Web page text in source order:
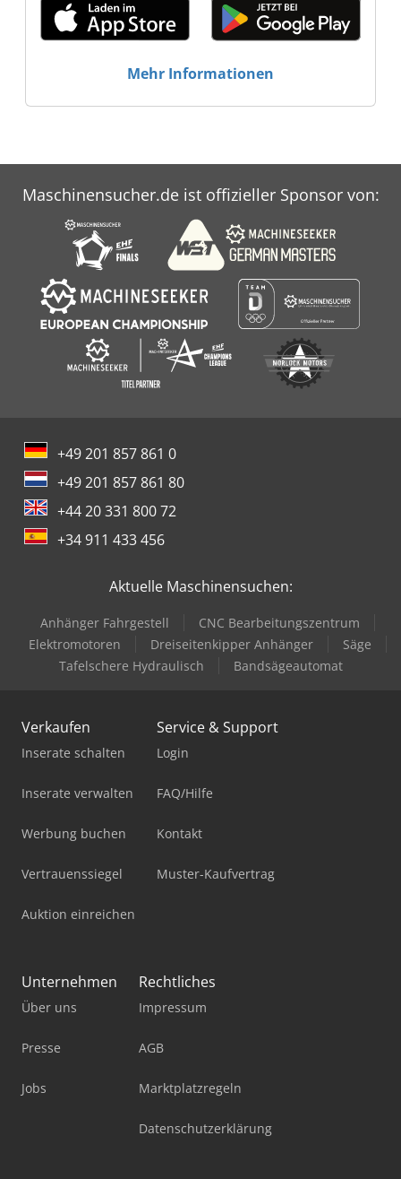
Mehr Informationen
Maschinensucher.de ist offizieller Sponsor von:
+49 201 857 861 0
+49 201 857 861 80
+44 20 331 800 72
+34 911 433 456
Aktuelle Maschinensuchen:
Anhänger Fahrgestell
CNC Bearbeitungszentrum
Elektromotoren
Dreiseitenkipper Anhänger
Säge
Tafelschere Hydraulisch
Bandsägeautomat
Verkaufen
Inserate schalten
Inserate verwalten
Werbung buchen
Vertrauenssiegel
Auktion einreichen
Service & Support
Login
FAQ/Hilfe
Kontakt
Muster-Kaufvertrag
Unternehmen
Über uns
Presse
Jobs
Rechtliches
Impressum
AGB
Marktplatzregeln
Datenschutzerklärung